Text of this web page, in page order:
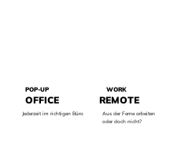
OFFICE
POP-UP
Jederzeit im richtigen Büro
REMOTE
WORK
Aus der Ferne arbeiten
oder doch nicht?